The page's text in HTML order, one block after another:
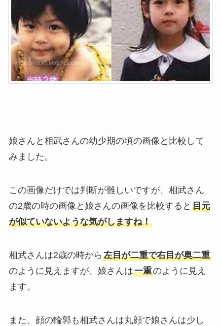
娘さんと相武さんの幼少期の頃の画像と比較して
みました。
この画像だけでは判断が難しいですが、相武さん
の2歳の時の画像と娘さんの画像を比較すると 目元
が似ていないような気がしますね！
相武さんは2歳の時から 左目が二重で右目が奥二重
のように見えますが、娘さんは一重のように見え
ます。
また、顔の輪郭も相武さんは丸顔で娘さんは少し